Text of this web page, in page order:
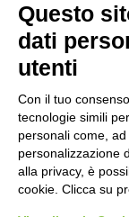
Questo
dati
utenti
Con il tuo
tecnologie simili
personali come,
personalizzazione
alla privacy, è
cookie. Clicca su